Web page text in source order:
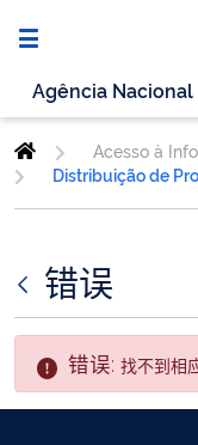
Agência
Acesso à
Distribuição de
错误
错误: 找不到相